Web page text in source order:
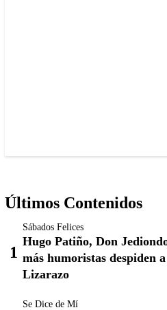
Últimos Contenidos
Sábados Felices
Hugo Patiño, Don
más humoristas despiden
Lizarazo
Se Dice de Mí